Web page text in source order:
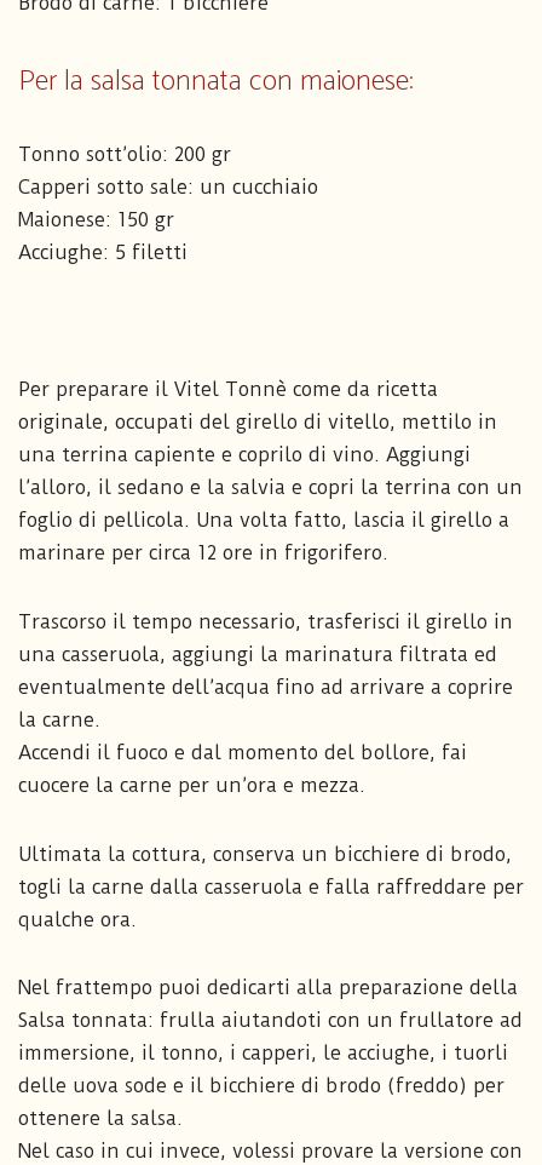
Per la salsa tonnata con maionese:
Tonno sott’olio: 200 gr
Capperi sotto sale: un cucchiaio
Maionese: 150 gr
Acciughe: 5 filetti
Per preparare il Vitel Tonnè come da ricetta
originale, occupati del girello di vitello, mettilo in
una terrina capiente e coprilo di vino. Aggiungi
l’alloro, il sedano e la salvia e copri la terrina con un
foglio di pellicola. Una volta fatto, lascia il girello a
marinare per circa 12 ore in frigorifero.
Trascorso il tempo necessario, trasferisci il girello in
una casseruola, aggiungi la marinatura filtrata ed
eventualmente dell’acqua fino ad arrivare a coprire
la carne.
Accendi il fuoco e dal momento del bollore, fai
cuocere la carne per un’ora e mezza.
Ultimata la cottura, conserva un bicchiere di brodo,
togli la carne dalla casseruola e falla raffreddare per
qualche ora.
Nel frattempo puoi dedicarti alla preparazione della
Salsa tonnata: frulla aiutandoti con un frullatore ad
immersione, il tonno, i capperi, le acciughe, i tuorli
delle uova sode e il bicchiere di brodo (freddo) per
ottenere la salsa.
Nel caso in cui invece, volessi provare la versione con